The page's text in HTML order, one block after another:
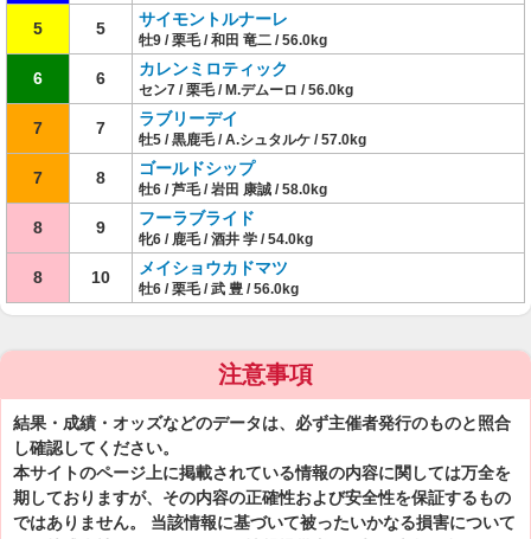
5 5 サイモントルナーレ
牡9 / 栗毛 / 和田 竜二 / 56.0kg
6 6 カレンミロティック
セン7 / 栗毛 / M.デムーロ / 56.0kg
7 7 ラブリーデイ
牡5 / 黒鹿毛 / A.シュタルケ / 57.0kg
7 8 ゴールドシップ
牡6 / 芦毛 / 岩田 康誠 / 58.0kg
8 9 フーラブライド
牝6 / 鹿毛 / 酒井 学 / 54.0kg
8 10 メイショウカドマツ
牡6 / 栗毛 / 武 豊 / 56.0kg
注意事項
結果・成績・オッズなどのデータは、必ず主催者発行のものと照合
し確認してください。
本サイトのページ上に掲載されている情報の内容に関しては万全を
期しておりますが、その内容の正確性および安全性を保証するもの
ではありません。 当該情報に基づいて被ったいかなる損害について